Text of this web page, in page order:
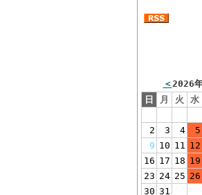
＜2026
日
月 火 水
2
3 4 5
9 10 11 12
16 17 18 19
23 24 25 26
30 31